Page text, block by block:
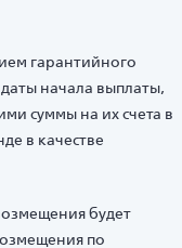
гарантийного
начала выплаты,
суммы на их счета в
в качестве
будет
по